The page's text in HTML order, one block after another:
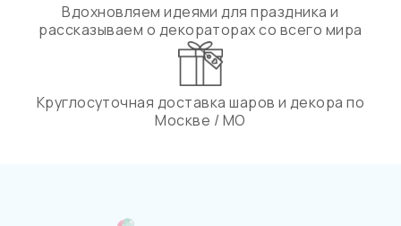
Вдохновляем идеями для праздника и
рассказываем о декораторах со всего мира
Круглосуточная доставка шаров и декора по
Москве / МО